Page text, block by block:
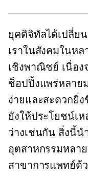
ยุคดิจิทัลได้เปลี่ย
เราในสังคมในห
เชิงพาณิชย์ เนื่อง
ช็อปปิ้งแพร่หลาย
ง่ายและสะดวกยิ่
ยังให้ประโยชน์เ
ว่างเช่นกัน สิ่งนี้น
อุตสาหกรรมหลา
สาขาการแพทย์ด้